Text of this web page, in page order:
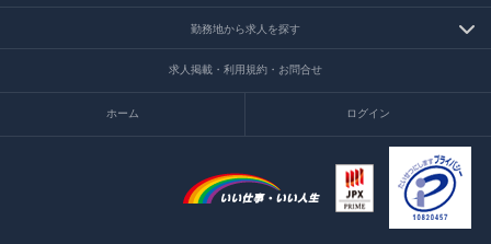
勤務地から求人を探す
求人掲載・利用規約・お問合せ
ホーム ログイン